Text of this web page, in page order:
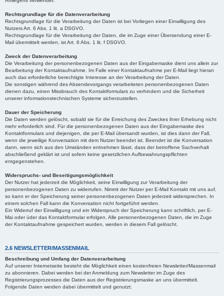
Rechtsgrundlage für die Datenverarbeitung
Rechtsgrundlage für die Verarbeitung der Daten ist bei Vorliegen einer Einwilligung des
Nutzers Art. 6 Abs. 1 lit. a DSGVO.
Rechtsgrundlage für die Verarbeitung der Daten, die im Zuge einer Übersendung einer E-
Mail übermittelt werden, ist Art. 6 Abs. 1 lit. f DSGVO.
Zweck der Datenverarbeitung
Die Verarbeitung der personenbezogenen Daten aus der Eingabemaske dient uns allein zur
Bearbeitung der Kontaktaufnahme. Im Falle einer Kontaktaufnahme per E-Mail liegt hieran
auch das erforderliche berechtigte Interesse an der Verarbeitung der Daten.
Die sonstigen während des Absendevorgangs verarbeiteten personenbezogenen Daten
dienen dazu, einen Missbrauch des Kontaktformulars zu verhindern und die Sicherheit
unserer informationstechnischen Systeme sicherzustellen.
Dauer der Speicherung
Die Daten werden gelöscht, sobald sie für die Erreichung des Zweckes ihrer Erhebung nicht
mehr erforderlich sind. Für die personenbezogenen Daten aus der Eingabemaske des
Kontaktformulars und diejenigen, die per E-Mail übersandt wurden, ist dies dann der Fall,
wenn die jeweilige Konversation mit dem Nutzer beendet ist. Beendet ist die Konversation
dann, wenn sich aus den Umständen entnehmen lässt, dass der betroffene Sachverhalt
abschließend geklärt ist und sofern keine gesetzlichen Aufbewahrungspflichten
entgegenstehen.
Widerspruchs- und Beseitigungsmöglichkeit
Der Nutzer hat jederzeit die Möglichkeit, seine Einwilligung zur Verarbeitung der
personenbezogenen Daten zu widerrufen. Nimmt der Nutzer per E-Mail Kontakt mit uns auf,
so kann er der Speicherung seiner personenbezogenen Daten jederzeit widersprechen. In
einem solchen Fall kann die Konversation nicht fortgeführt werden.
Ein Widerruf der Einwilligung und ein Widerspruch der Speicherung kann schriftlich, per E-
Mai oder üder das Kontaktformular erfolgen. Alle personenbezogenen Daten, die im Zuge
der Kontaktaufnahme gespeichert wurden, werden in diesem Fall gelöscht.
2.6 NEWSLETTER/MASSENMAIL
Beschreibung und Umfang der Datenverarbeitung
Auf unserer Internetseite besteht die Möglichkeit einen kostenfreien Newsletter/Massenmail
zu abonnieren. Dabei werden bei der Anmeldung zum Newsletter im Zuge des
Registrierungsprozesses die Daten aus der Registrierungsmaske an uns übermittelt.
Folgende Daten werden dabei übermittelt und genutzt: